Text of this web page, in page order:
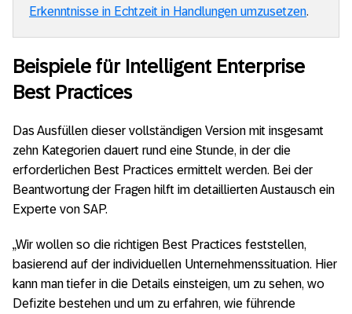
Erkenntnisse in Echtzeit in Handlungen umzusetzen.
Beispiele für Intelligent Enterprise
Best Practices
Das Ausfüllen dieser vollständigen Version mit insgesamt
zehn Kategorien dauert rund eine Stunde, in der die
erforderlichen Best Practices ermittelt werden. Bei der
Beantwortung der Fragen hilft im detaillierten Austausch ein
Experte von SAP.
„Wir wollen so die richtigen Best Practices feststellen,
basierend auf der individuellen Unternehmenssituation. Hier
kann man tiefer in die Details einsteigen, um zu sehen, wo
Defizite bestehen und um zu erfahren, wie führende